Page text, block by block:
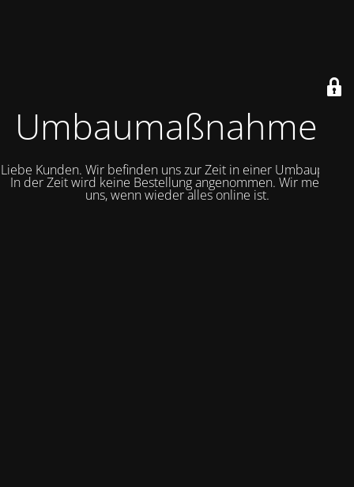
Umbaumaßnahmen
Liebe Kunden. Wir befinden uns zur Zeit in einer Umbauphase.
In der Zeit wird keine Bestellung angenommen. Wir melden
uns, wenn wieder alles online ist.